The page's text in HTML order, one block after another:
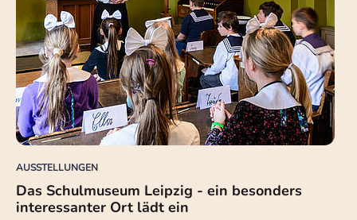
AUSSTELLUNGEN
Das Schulmuseum Leipzig - ein besonders
interessanter Ort lädt ein